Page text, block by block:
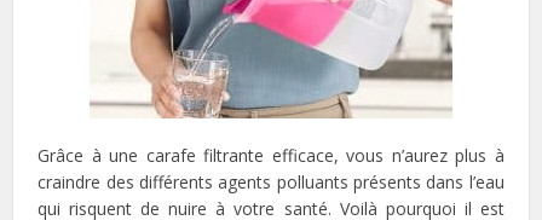
Grâce à une carafe filtrante efficace, vous n’aurez plus à
craindre des différents agents polluants présents dans l’eau
qui risquent de nuire à votre santé. Voilà pourquoi il est